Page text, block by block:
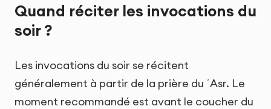
Quand réciter les invocations du
soir ?
Les invocations du soir se récitent
généralement à partir de la prière du ʿAsr. Le
moment recommandé est avant le coucher du